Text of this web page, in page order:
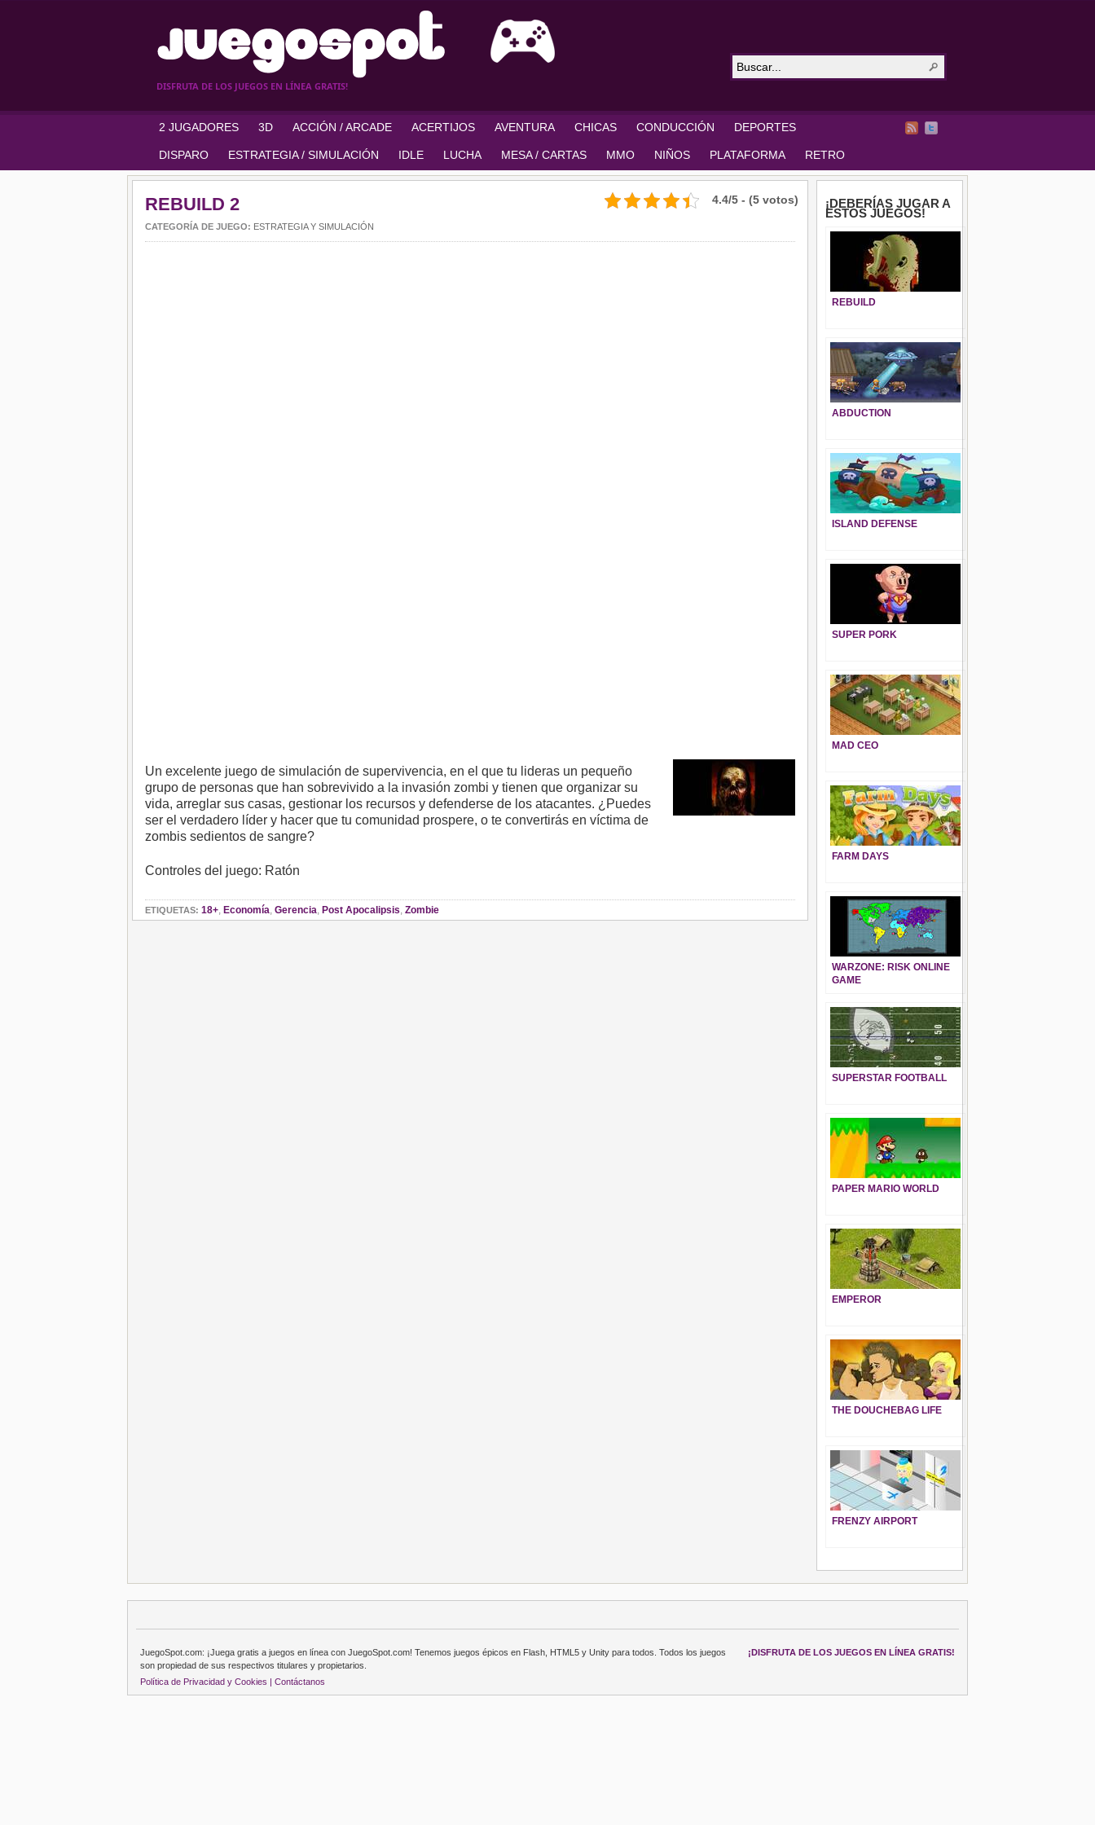
DISFRUTA DE LOS JUEGOS EN LÍNEA GRATIS!
2 JUGADORES 3D ACCIÓN / ARCADE ACERTIJOS AVENTURA CHICAS CONDUCCIÓN DEPORTES
DISPARO ESTRATEGIA / SIMULACIÓN IDLE LUCHA MESA / CARTAS MMO NIÑOS PLATAFORMA RETRO
4.4/5 - (5 votos)
REBUILD 2
CATEGORÍA DE JUEGO: ESTRATEGIA Y SIMULACIÓN
Un excelente juego de simulación de supervivencia, en el que tu lideras un pequeño
grupo de personas que han sobrevivido a la invasión zombi y tienen que organizar su
vida, arreglar sus casas, gestionar los recursos y defenderse de los atacantes. ¿Puedes
ser el verdadero líder y hacer que tu comunidad prospere, o te convertirás en víctima de
zombis sedientos de sangre?
Controles del juego: Ratón
ETIQUETAS: 18+, Economía, Gerencia, Post Apocalipsis, Zombie
¡DEBERÍAS JUGAR A
ESTOS JUEGOS!
REBUILD
ABDUCTION
ISLAND DEFENSE
SUPER PORK
MAD CEO
FARM DAYS
WARZONE: RISK ONLINE
GAME
SUPERSTAR FOOTBALL
PAPER MARIO WORLD
EMPEROR
THE DOUCHEBAG LIFE
FRENZY AIRPORT
¡DISFRUTA DE LOS JUEGOS EN LÍNEA GRATIS!
JuegoSpot.com: ¡Juega gratis a juegos en línea con JuegoSpot.com! Tenemos juegos épicos en Flash, HTML5 y Unity para todos. Todos los juegos
son propiedad de sus respectivos titulares y propietarios.
Política de Privacidad y Cookies | Contáctanos